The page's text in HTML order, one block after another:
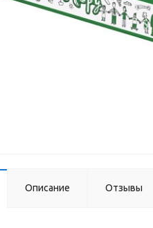
Описание Отзывы